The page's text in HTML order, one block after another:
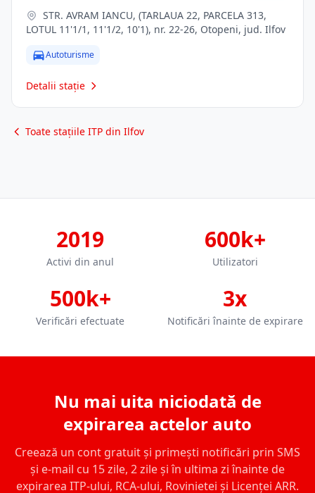
LOTUL 11'1/1, 11'1/2, 10'1), nr. 22-26, Otopeni, jud. Ilfov
Autoturisme
Detalii stație
Toate stațiile ITP din Ilfov
2019
Activi din anul
600k+
Utilizatori
500k+
Verificări efectuate
3x
Notificări înainte de expirare
Nu mai uita niciodată de
expirarea actelor auto
Creează un cont gratuit și primești notificări prin SMS
și e-mail cu 15 zile, 2 zile și în ultima zi înainte de
expirarea ITP-ului, RCA-ului, Rovinietei și Licenței ARR.